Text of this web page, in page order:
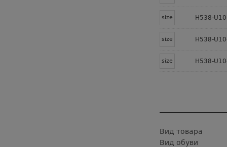
size H538-
size H538-
size H538-
Вид товара
Вид обуви